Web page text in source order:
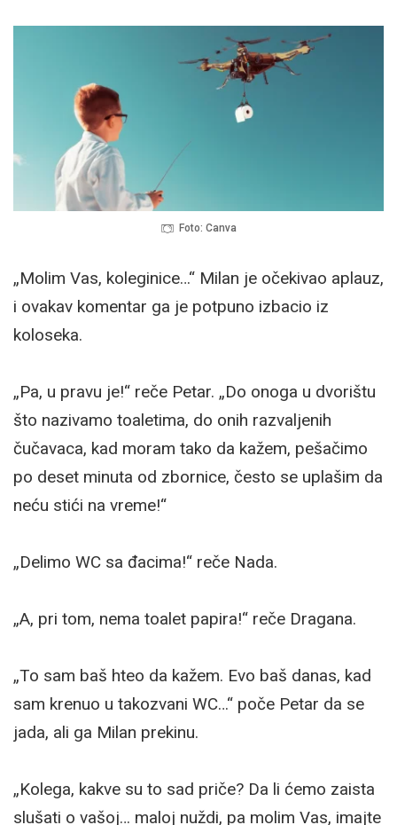
Foto: Canva
„Molim Vas, koleginice…“ Milan je očekivao aplauz,
i ovakav komentar ga je potpuno izbacio iz
koloseka.
„Pa, u pravu je!“ reče Petar. „Do onoga u dvorištu
što nazivamo toaletima, do onih razvaljenih
čučavaca, kad moram tako da kažem, pešačimo
po deset minuta od zbornice, često se uplašim da
neću stići na vreme!“
„Delimo WC sa đacima!“ reče Nada.
„A, pri tom, nema toalet papira!“ reče Dragana.
„To sam baš hteo da kažem. Evo baš danas, kad
sam krenuo u takozvani WC…“ poče Petar da se
jada, ali ga Milan prekinu.
„Kolega, kakve su to sad priče? Da li ćemo zaista
slušati o vašoj… maloj nuždi, pa molim Vas, imajte